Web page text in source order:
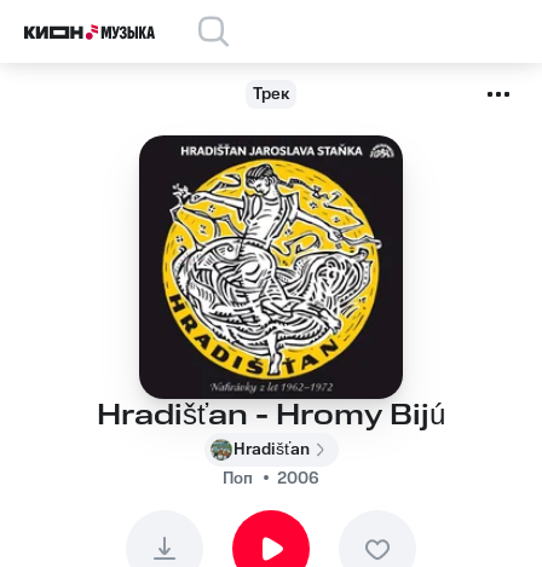
Трек
Hradišťan - Hromy Bijú
Hradišťan
Поп
2006